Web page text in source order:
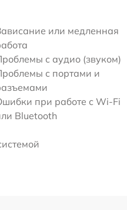
или медленная
с аудио (звуком)
с портами и
при работе с Wi-Fi
Bluetooth